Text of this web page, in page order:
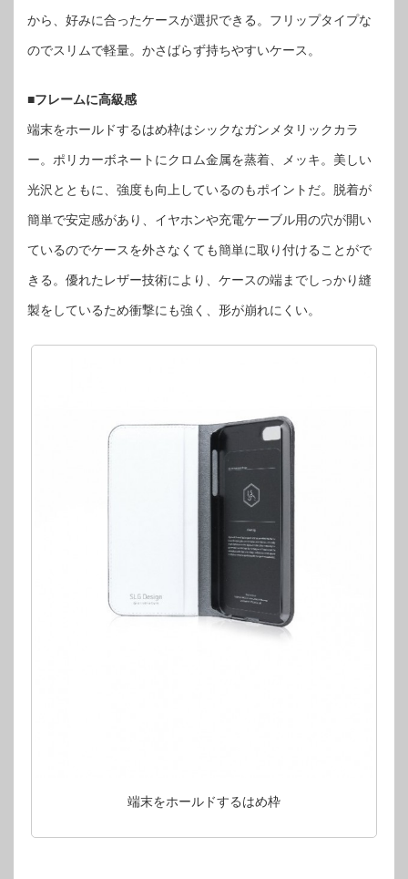
から、好みに合ったケースが選択できる。フリップタイプな
のでスリムで軽量。かさばらず持ちやすいケース。
■フレームに高級感
端末をホールドするはめ枠はシックなガンメタリックカラ
ー。ポリカーボネートにクロム金属を蒸着、メッキ。美しい
光沢とともに、強度も向上しているのもポイントだ。脱着が
簡単で安定感があり、イヤホンや充電ケーブル用の穴が開い
ているのでケースを外さなくても簡単に取り付けることがで
きる。優れたレザー技術により、ケースの端までしっかり縫
製をしているため衝撃にも強く、形が崩れにくい。
端末をホールドするはめ枠